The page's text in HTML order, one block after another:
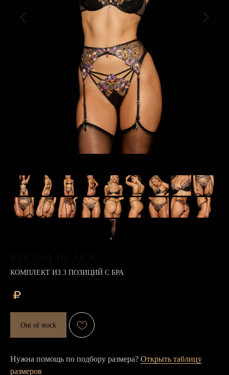
КОМПЛЕКТ ИЗ 3 ПОЗИЦИЙ С БРА
₽
Out of stock
Нужна помощь по подбору размера? Открыть таблицу
размеров